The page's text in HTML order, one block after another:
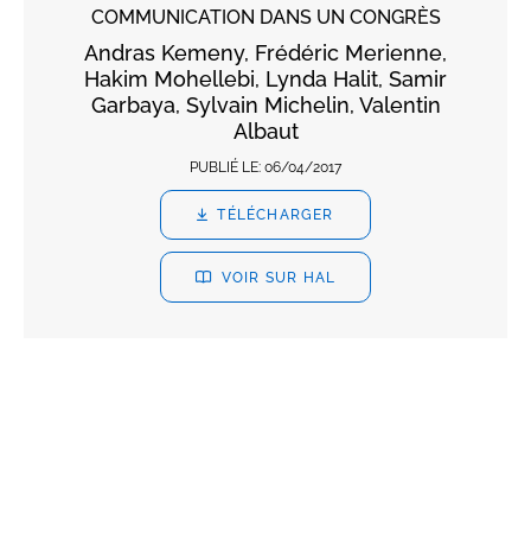
COMMUNICATION DANS UN CONGRÈS
Andras Kemeny, Frédéric Merienne,
Hakim Mohellebi, Lynda Halit, Samir
Garbaya, Sylvain Michelin, Valentin
Albaut
PUBLIÉ LE: 06/04/2017
TÉLÉCHARGER
VOIR SUR HAL